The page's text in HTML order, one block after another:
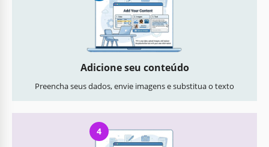
Adicione seu conteúdo
Preencha seus dados, envie imagens e substitua o texto
4